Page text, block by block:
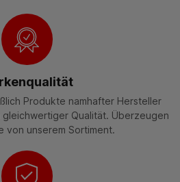
Produkte namhafter Hersteller
Qualität. Überzeugen
von unserem Sortiment.